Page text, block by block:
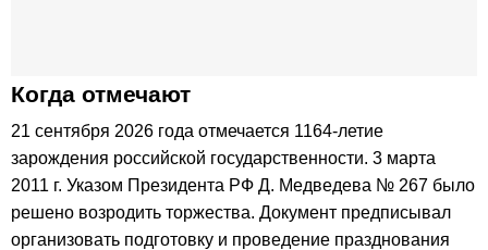
Когда отмечают
21 сентября 2026 года отмечается 1164-летие
зарождения российской государственности. 3 марта
2011 г. Указом Президента РФ Д. Медведева № 267 было
решено возродить торжества. Документ предписывал
организовать подготовку и проведение празднования